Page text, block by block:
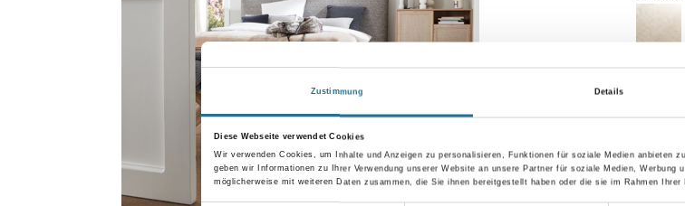
Zustimmung Details
Diese Webseite verwendet Cookies
Wir verwenden Cookies, um Inhalte und Anzeigen zu personalisieren, Funktionen für soziale Medien anbieten
geben wir Informationen zu Ihrer Verwendung unserer Website an unsere Partner für soziale Medien, Werbung
möglicherweise mit weiteren Daten zusammen, die Sie ihnen bereitgestellt haben oder die sie im Rahmen